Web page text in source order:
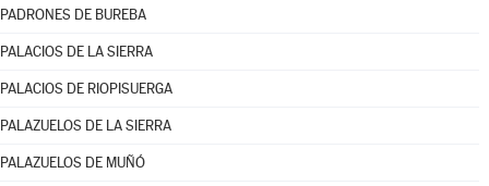
PADRONES DE BUREBA
PALACIOS DE LA SIERRA
PALACIOS DE RIOPISUERGA
PALAZUELOS DE LA SIERRA
PALAZUELOS DE MUÑÓ